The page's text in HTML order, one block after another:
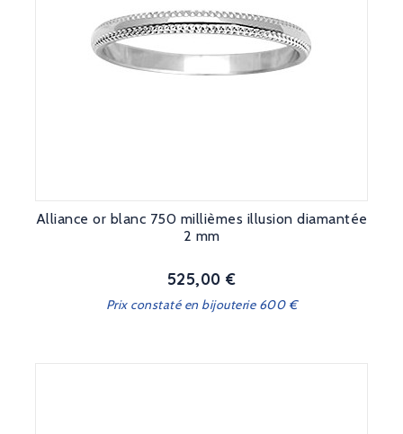
Alliance or blanc 750 millièmes illusion diamantée
2 mm
Prix
525,00 €
Prix constaté en bijouterie 600 €